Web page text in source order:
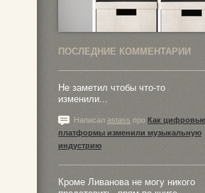
ПОСЛЕДНИЕ КОММЕНТАРИИ
Не заметил чтобы что-то
изменили...
Написал astass про Как цифровые
платформы изменили музыкальную
индустрию
Кроме Ливанова не могу никого